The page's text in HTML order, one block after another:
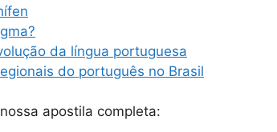
da língua portuguesa
do português no Brasil
apostila completa: